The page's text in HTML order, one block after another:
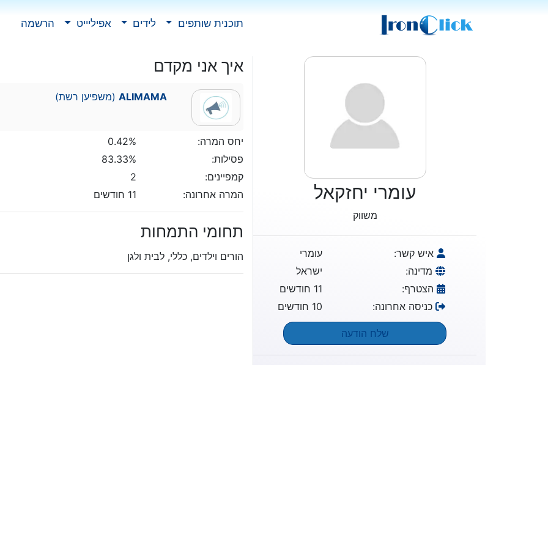
תוכנית שותפים לידים אפיליייט הרשמה
עומרי יחזקאל
משווק
איש קשר:
עומרי
מדינה:
ישראל
הצטרף:
11 חודשים
כניסה אחרונה:
10 חודשים
שלח הודעה
איך אני מקדם
ALIMAMA(משפיען רשת)
יחס המרה:
0.42%
פסילות:
83.33%
קמפיינים:
2
המרה אחרונה:
11 חודשים
תחומי התמחות
הורים וילדים, כללי, לבית ולגן